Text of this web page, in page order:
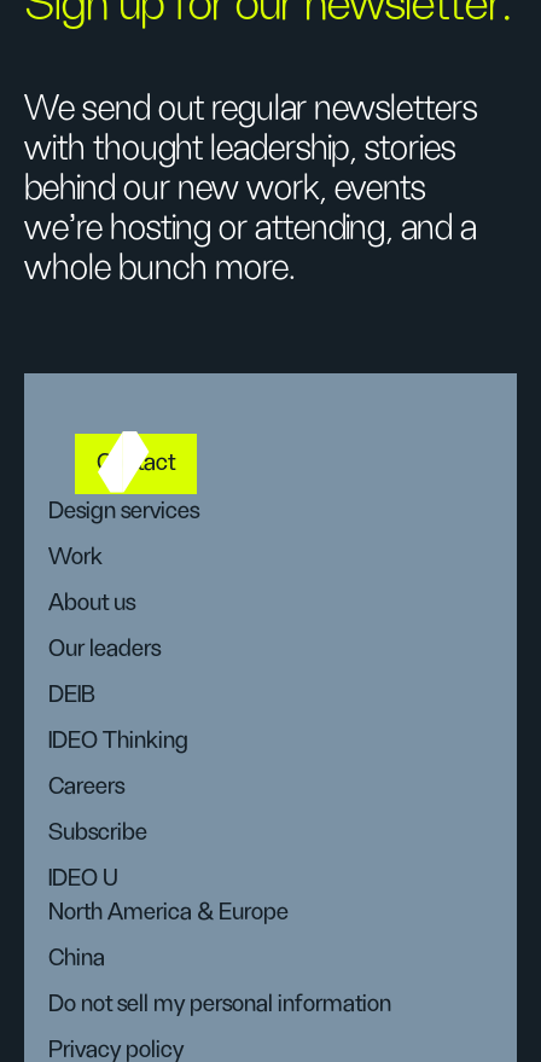
We send out regular newsletters
with thought leadership, stories
behind our new work, events
we’re hosting or attending, and a
whole bunch more.
Contact
Design services
Work
About us
Our leaders
DEIB
IDEO Thinking
Careers
Subscribe
IDEO U
North America & Europe
China
Do not sell my personal information
Privacy policy